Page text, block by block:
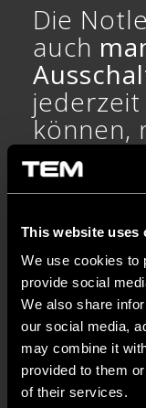
This website uses
We use cookies to
provide social
We also share
our social media,
may combine it
provided to them
of their services.
Die
auch
können,
Die 2M LED-
allen anderen
dekorativen
kombinieren.